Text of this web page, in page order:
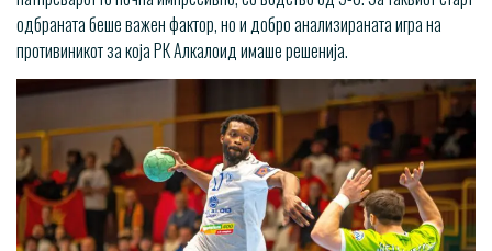
одбраната беше важен фактор, но и добро анализираната игра на
противиникот за која РК Алкалоид имаше решенија.